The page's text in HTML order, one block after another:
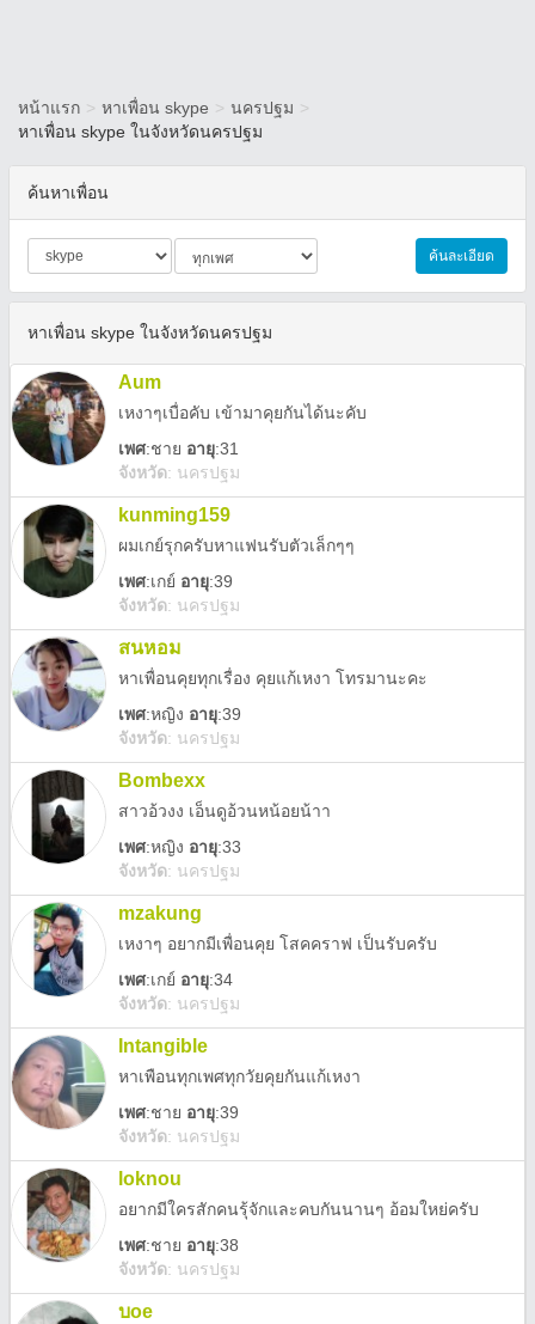
หน้าแรก > หาเพื่อน skype > นครปฐม >
หาเพื่อน skype ในจังหวัดนครปฐม
ค้นหาเพื่อน
ค้นละเอียด
หาเพื่อน skype ในจังหวัดนครปฐม
Aum
เหงาๆเบื่อคับ เข้ามาคุยกันได้นะคับ
เพศ:ชาย อายุ:31
จังหวัด: นครปฐม
kunming159
ผมเกย์รุกครับหาแฟนรับตัวเล็กๆๆ
เพศ:เกย์ อายุ:39
จังหวัด: นครปฐม
สนหอม
หาเพื่อนคุยทุกเรื่อง คุยแก้เหงา โทรมานะคะ
เพศ:หญิง อายุ:39
จังหวัด: นครปฐม
Bombexx
สาวอ้วงง เอ็นดูอ้วนหน้อยน้าา
เพศ:หญิง อายุ:33
จังหวัด: นครปฐม
mzakung
เหงาๆ อยากมีเพื่อนคุย โสคคราฟ เป็นรับครับ
เพศ:เกย์ อายุ:34
จังหวัด: นครปฐม
Intangible
หาเพือนทุกเพศทุกวัยคุยกันแก้เหงา
เพศ:ชาย อายุ:39
จังหวัด: นครปฐม
loknou
อยากมีใครสักคนรุ้จักและคบกันนานๆ อ้อมใหย่ครับ
เพศ:ชาย อายุ:38
จังหวัด: นครปฐม
บoe